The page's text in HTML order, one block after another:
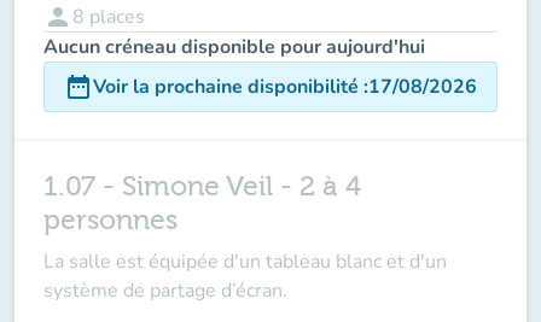
person 8 places
Aucun créneau disponible pour aujourd'hui
date_rangeVoir la prochaine disponibilité :17/08/2026
1.07 - Simone Veil - 2 à 4
personnes
La salle est équipée d'un tableau blanc et d'un
système de partage d’écran.